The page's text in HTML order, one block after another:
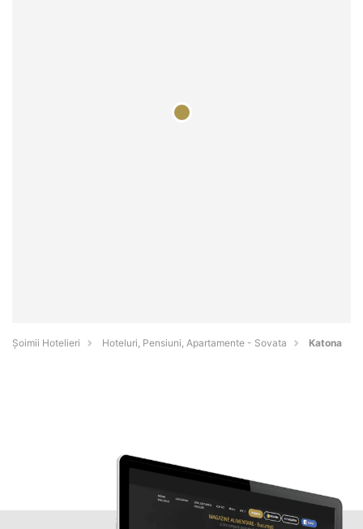
Șoimii Hotelieri Hoteluri, Pensiuni, Apartamente - Sovata Katona